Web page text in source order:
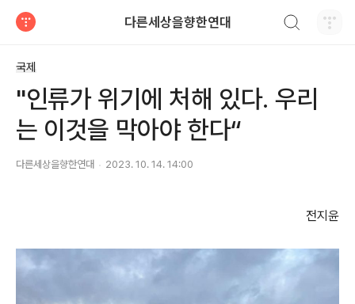
다른세상을향한연대
국제
"인류가 위기에 처해 있다. 우리
는 이것을 막아야 한다“
다른세상을향한연대 2023. 10. 14. 14:00
전지윤